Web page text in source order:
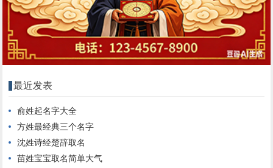
最近发表
俞姓起名字大全
方姓最经典三个名字
沈姓诗经楚辞取名
苗姓宝宝取名简单大气